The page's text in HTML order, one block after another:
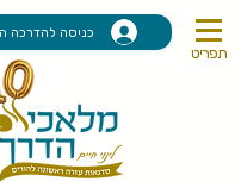
תפריט
כניסה להדרכה